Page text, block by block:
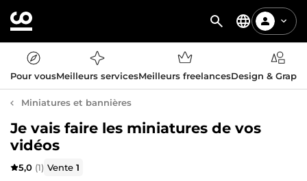
Pour vousMeilleurs servicesMeilleurs freelancesDesign &
Miniatures et bannières
Je vais faire les miniatures de vos
vidéos
5,0 (1) Vente1